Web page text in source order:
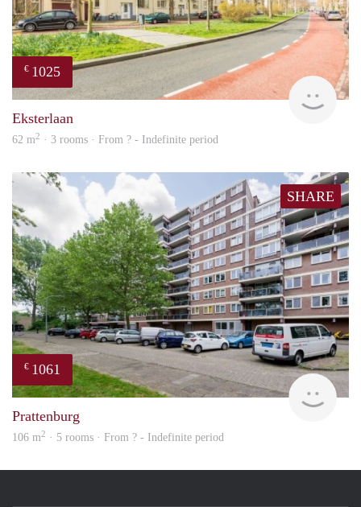
€ 1025
Eksterlaan
62 m2 · 3 rooms · From ? - Indefinite period
SHARE
€ 1061
Prattenburg
106 m2 · 5 rooms · From ? - Indefinite period